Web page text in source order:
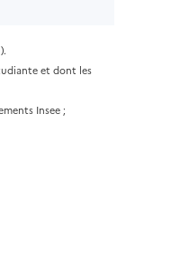
et dont les
Insee ;